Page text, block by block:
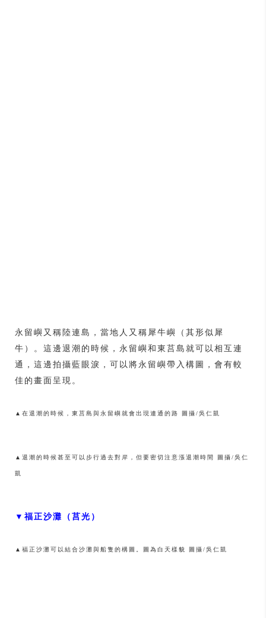
永留嶼又稱陸連島，當地人又稱犀牛嶼（其形似犀
牛）。這邊退潮的時候，永留嶼和東莒島就可以相互連
通，這邊拍攝藍眼淚，可以將永留嶼帶入構圖，會有較
佳的畫面呈現。
▲在退潮的時候，東莒島與永留嶼就會出現連通的路 圖攝/吳仁凱
▲退潮的時候甚至可以步行過去對岸，但要密切注意漲退潮時間 圖攝/吳仁
凱
▼福正沙灘（莒光）
▲福正沙灘可以結合沙灘與船隻的構圖。圖為白天樣貌 圖攝/吳仁凱